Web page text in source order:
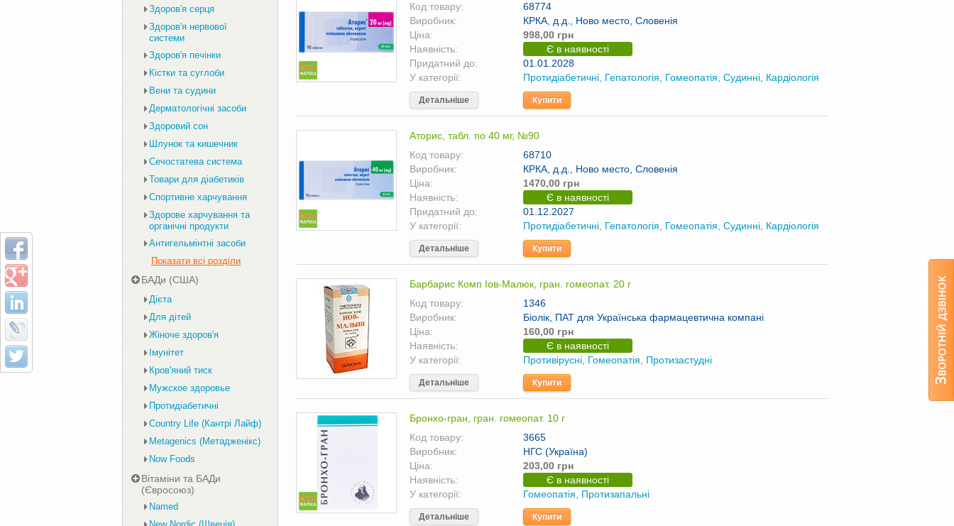
Код товару:
68774
Виробник:
КРКА, д.д., Ново место, Словенія
Ціна:
998,00 грн
Наявність:
Є в наявності
Придатний до:
01.01.2028
У категорії:
Протидіабетичні Гепатологія Гомеопатія Судинні Кардіологія
Детальніше Купити
Аторис, табл. по 40 мг, №90
Код товару:
68710
Виробник:
КРКА, д.д., Ново место, Словенія
Ціна:
1470,00 грн
Наявність:
Є в наявності
Придатний до:
01.12.2027
У категорії:
Протидіабетичні Гепатологія Гомеопатія Судинні Кардіологія
Детальніше Купити
Барбарис Комп Іов-Малюк, гран. гомеопат. 20 г
Код товару:
1346
Виробник:
Біолік, ПАТ для Українська фармацевтична компані
Ціна:
160,00 грн
Наявність:
Є в наявності
У категорії:
Противірусні Гомеопатія Протизастудні
Детальніше Купити
Бронхо-гран, гран. гомеопат. 10 г
Код товару:
3665
Виробник:
НГС (Україна)
Ціна:
203,00 грн
Наявність:
Є в наявності
У категорії:
Гомеопатія Протизапальні
Детальніше Купити
Здоров'я серця
Здоров'я нервової
системи
Здоров'я печінки
Кістки та суглоби
Вени та судини
Дерматологічні засоби
Здоровий сон
Шлунок та кишечник
Сечостатева система
Товари для діабетиків
Спортивне харчування
Здорове харчування та
органічні продукти
Антигельмінтні засоби
Показати всі розділи
БАДи (США)
Дієта
Для дітей
Жіноче здоров'я
Імунітет
Кров'яний тиск
Мужское здоровье
Протидіабетичні
Country Life (Кантрі Лайф)
Metagenics (Метадженікс)
Now Foods
Вітаміни та БАДи
(Євросоюз)
Named